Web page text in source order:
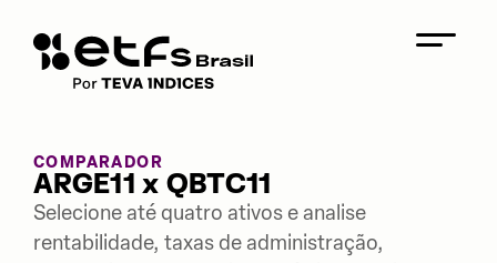
COMPARADOR
ARGE11 x QBTC11
Selecione até quatro ativos e analise
rentabilidade, taxas de administração,